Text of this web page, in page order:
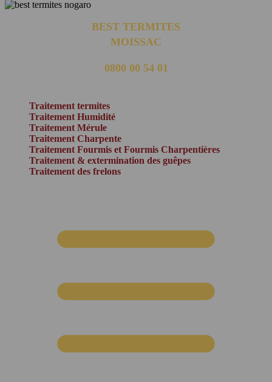
BEST TERMITES
MOISSAC
0800 00 54 01
Traitement termites
Traitement Humidité
Traitement Mérule
Traitement Charpente
Traitement Fourmis et Fourmis Charpentières
Traitement & extermination des guêpes
Traitement des frelons